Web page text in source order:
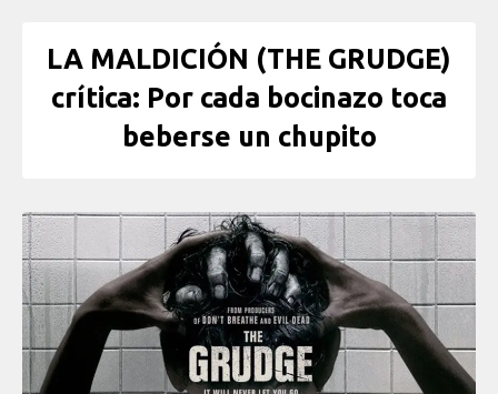
LA MALDICIÓN (THE GRUDGE)
crítica: Por cada bocinazo toca
beberse un chupito